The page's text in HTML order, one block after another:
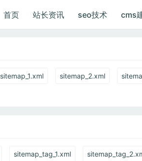
首页 站长资讯 seo技术 cms
sitemap_1.xml sitemap_2.xml
sitemap_tag_1.xml